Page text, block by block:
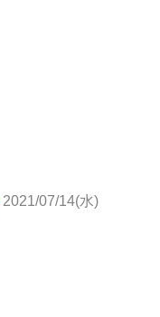
2021/07/14(水)